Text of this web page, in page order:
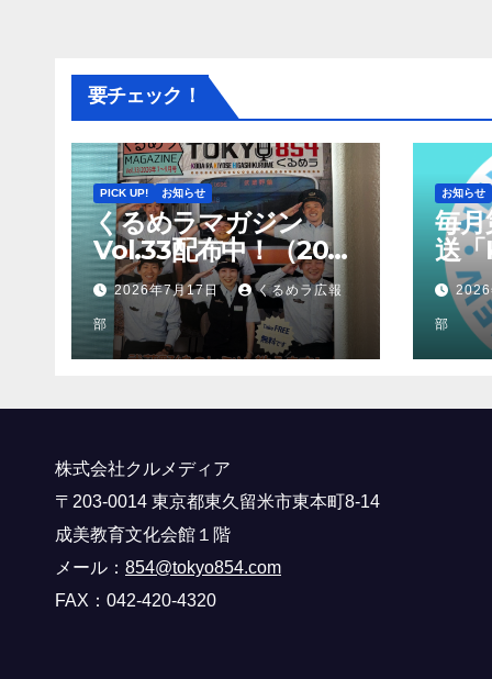
要チェック！
PICK UP! お知らせ
くるめラマガジン
Vol.33配布中！（2026
年7月～9月）
2026年7月17日 くるめラ広報
部
お知らせ
毎月
送
部
株式会社クルメディア
〒203-0014 東京都東久留米市東本町8-14
成美教育文化会館１階
メール： 854@tokyo854.com
FAX：042-420-4320